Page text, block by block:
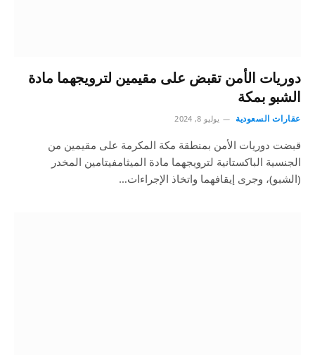
دوريات الأمن تقبض على مقيمين لترويجهما مادة
الشبو بمكة
عقارات السعودية يوليو 8, 2024
قبضت دوريات الأمن بمنطقة مكة المكرمة على مقيمين من
الجنسية الباكستانية لترويجهما مادة الميثامفيتامين المخدر
(الشبو)، وجرى إيقافهما واتخاذ الإجراءات…